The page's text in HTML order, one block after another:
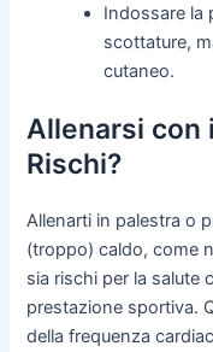
Indossare la
scottature,
cutaneo.
Allenarsi con
Rischi?
Allenarti in palestra o
(troppo) caldo, come
sia rischi per la salute
prestazione sportiva.
della frequenza